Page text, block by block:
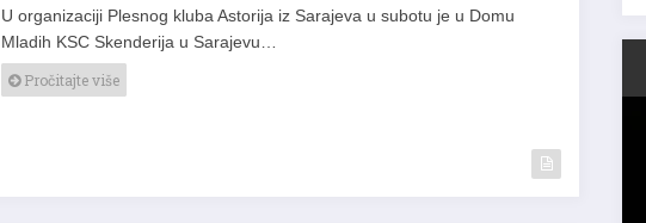
U organizaciji Plesnog kluba Astorija iz Sarajeva u subotu je u Domu
Mladih KSC Skenderija u Sarajevu…
Pročitajte više